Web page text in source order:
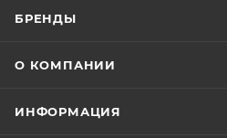
БРЕНДЫ
О КОМПАНИИ
ИНФОРМАЦИЯ